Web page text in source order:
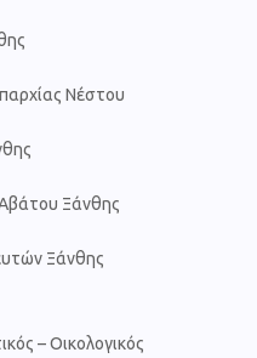
Νέστου
Αβάτου Ξάνθης
Ξάνθης
– Οικολογικός